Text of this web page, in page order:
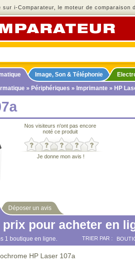
sur i-Comparateur, le moteur de comparaison
Image, Son & Téléphonie
» Périphériques » Imprimante » HP
Nos visiteurs n'ont pas encore
noté ce produit
Je donne mon avis !
Déposer un avis
pour acheter en
1 boutique en ligne. TRIER PAR :
HP Laser 107a